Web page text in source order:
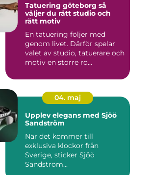
Tatuering göteborg så
väljer du rätt studio och
rätt motiv
En tatuering följer med
genom livet. Därför spelar
valet av studio, tatuerare och
motiv en större ro...
04. maj
Upplev elegans med Sjöö
Sandström
När det kommer till
exklusiva klockor från
Sverige, sticker Sjöö
Sandström...